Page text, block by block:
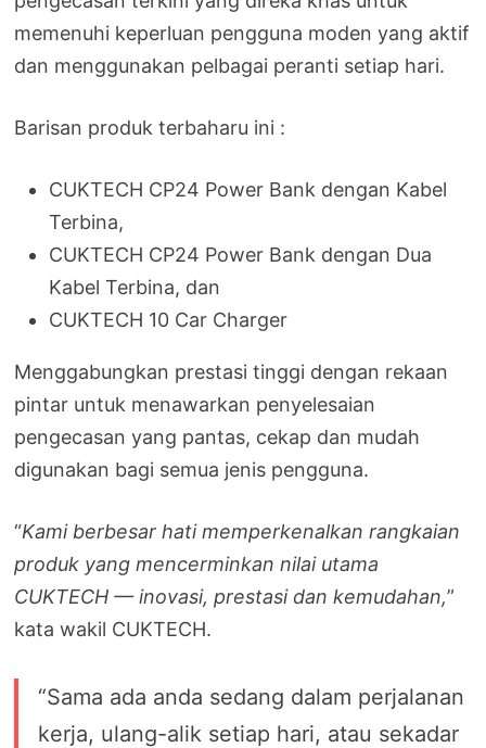
memenuhi keperluan pengguna moden yang aktif
dan menggunakan pelbagai peranti setiap hari.
Barisan produk terbaharu ini :
CUKTECH CP24 Power Bank dengan Kabel
Terbina,
CUKTECH CP24 Power Bank dengan Dua
Kabel Terbina, dan
CUKTECH 10 Car Charger
Menggabungkan prestasi tinggi dengan rekaan
pintar untuk menawarkan penyelesaian
pengecasan yang pantas, cekap dan mudah
digunakan bagi semua jenis pengguna.
“Kami berbesar hati memperkenalkan rangkaian
produk yang mencerminkan nilai utama
CUKTECH — inovasi, prestasi dan kemudahan,”
kata wakil CUKTECH.
“Sama ada anda sedang dalam perjalanan
kerja, ulang-alik setiap hari, atau sekadar